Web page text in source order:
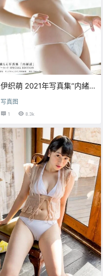
伊织萌 2021年写真集“内緒
話”【完整版110P】
写真图
1 8.3k